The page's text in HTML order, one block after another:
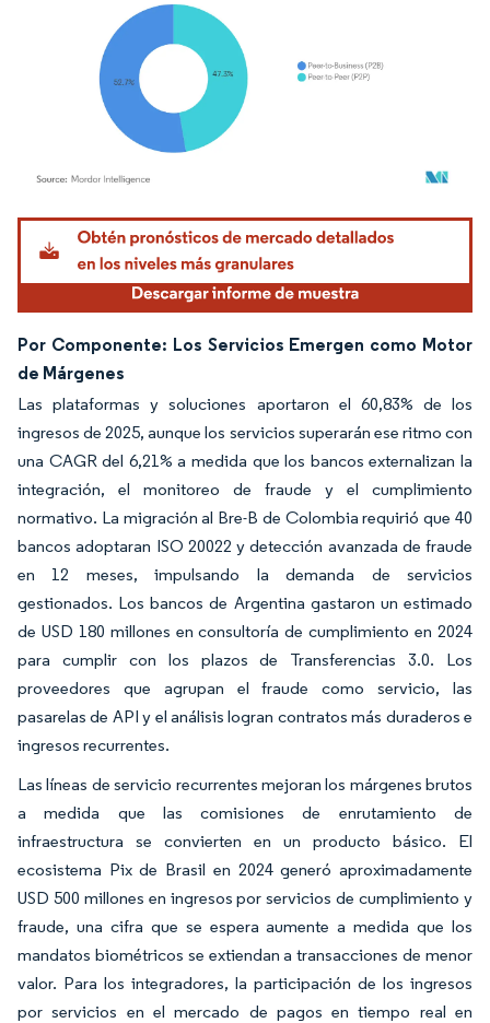
Imagen © Mordor Intelligence. El uso requiere atribución según CC BY 4.0.
Por Componente: Los Servicios Emergen como Motor
de Márgenes
Las plataformas y soluciones aportaron el 60,83% de los
ingresos de 2025, aunque los servicios superarán ese ritmo con
una CAGR del 6,21% a medida que los bancos externalizan la
integración, el monitoreo de fraude y el cumplimiento
normativo. La migración al Bre-B de Colombia requirió que 40
bancos adoptaran ISO 20022 y detección avanzada de fraude
en 12 meses, impulsando la demanda de servicios
gestionados. Los bancos de Argentina gastaron un estimado
de USD 180 millones en consultoría de cumplimiento en 2024
para cumplir con los plazos de Transferencias 3.0. Los
proveedores que agrupan el fraude como servicio, las
pasarelas de API y el análisis logran contratos más duraderos e
ingresos recurrentes.
Las líneas de servicio recurrentes mejoran los márgenes brutos
a medida que las comisiones de enrutamiento de
infraestructura se convierten en un producto básico. El
ecosistema Pix de Brasil en 2024 generó aproximadamente
USD 500 millones en ingresos por servicios de cumplimiento y
fraude, una cifra que se espera aumente a medida que los
mandatos biométricos se extiendan a transacciones de menor
valor. Para los integradores, la participación de los ingresos
por servicios en el mercado de pagos en tiempo real en